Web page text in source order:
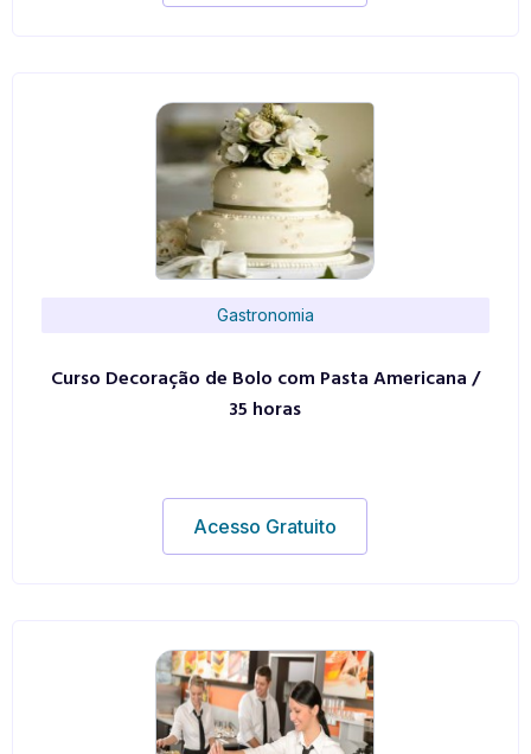
Gastronomia
Curso Decoração de Bolo com Pasta Americana /
35 horas
Acesso Gratuito